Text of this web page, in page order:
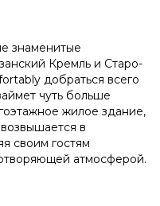
знаменитые
Кремль и Старо-
добраться всего
чуть больше
жилое здание,
в
своим гостям
атмосферой.